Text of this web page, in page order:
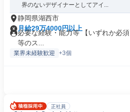
界のないデザイナーとしてアイ...
静岡県湖西市
月給29万4000円以上
必要な経験・能力等 【いずれか必
等のス...
業界未経験歓迎 +3個
正社員